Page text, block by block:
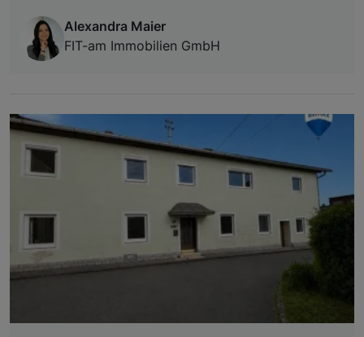
Alexandra Maier
FIT-am Immobilien GmbH